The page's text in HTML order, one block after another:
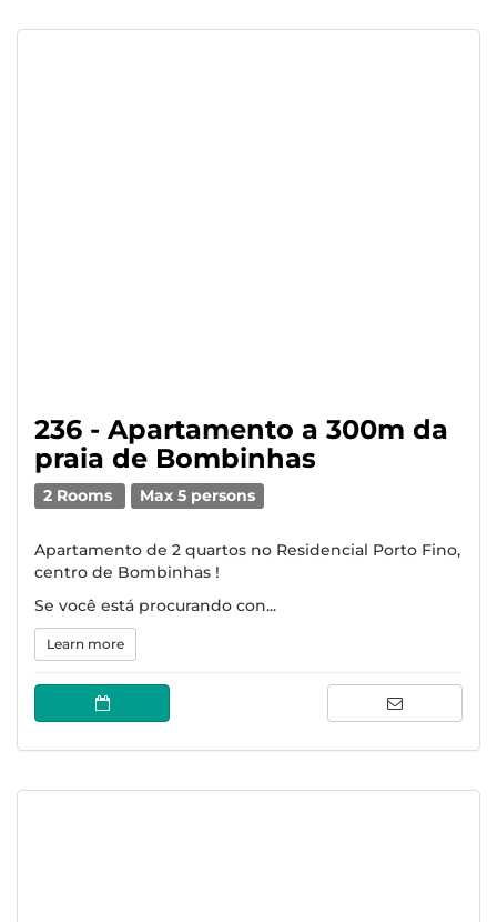
236 - Apartamento a 300m da
praia de Bombinhas
2 Rooms Max 5 persons
Apartamento de 2 quartos no Residencial Porto Fino,
centro de Bombinhas !
Se você está procurando con...
Learn more